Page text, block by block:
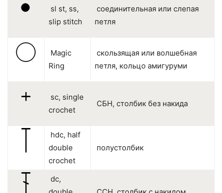
sl st, ss,
slip stitch
соединительная или слепая
петля
Magic
Ring
скользящая или волшебная
петля, кольцо амигуруми
sc, single
crochet
СБН, столбик без накида
hdc, half
double
crochet
полустолбик
dc,